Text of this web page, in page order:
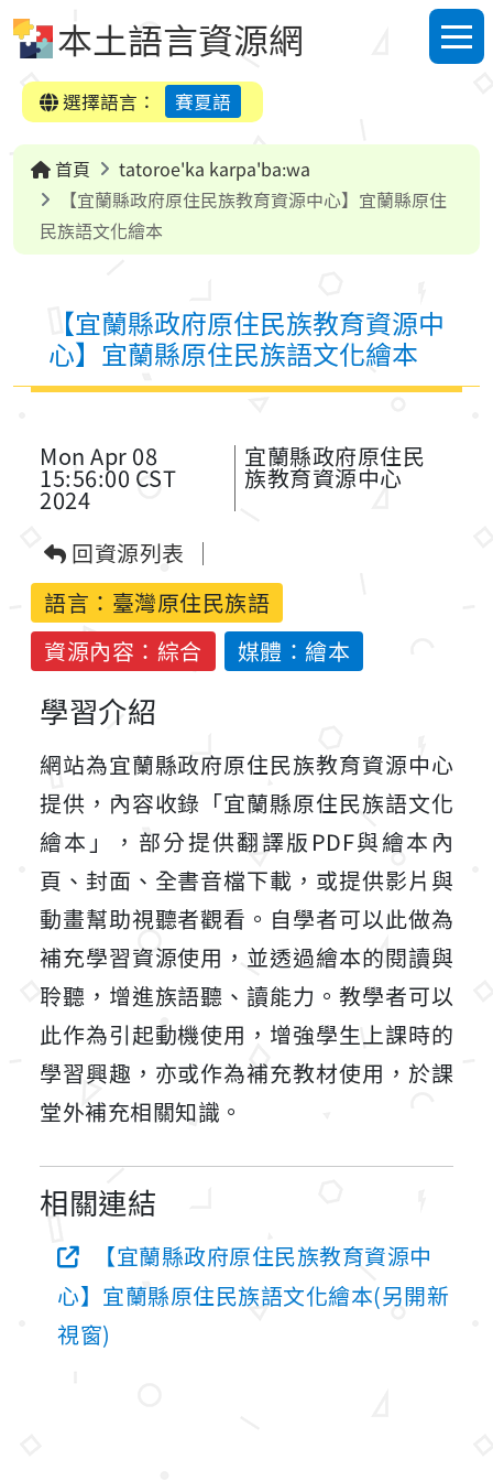
本土語言資源網
選單
選擇語言：
賽夏語
首頁
tatoroe'ka karpa'ba:wa
【宜蘭縣政府原住民族教育資源中心】宜蘭縣原住
民族語文化繪本
【宜蘭縣政府原住民族教育資源中
心】宜蘭縣原住民族語文化繪本
Mon Apr 08
15:56:00 CST
2024
宜蘭縣政府原住民
族教育資源中心
回資源列表
語言： 臺灣原住民族語
資源內容：綜合
媒體：繪本
學習介紹
網站為宜蘭縣政府原住民族教育資源中心
提供，內容收錄「宜蘭縣原住民族語文化
繪本」，部分提供翻譯版PDF與繪本內
頁、封面、全書音檔下載，或提供影片與
動畫幫助視聽者觀看。自學者可以此做為
補充學習資源使用，並透過繪本的閱讀與
聆聽，增進族語聽、讀能力。教學者可以
此作為引起動機使用，增強學生上課時的
學習興趣，亦或作為補充教材使用，於課
堂外補充相關知識。
相關連結
【宜蘭縣政府原住民族教育資源中
心】宜蘭縣原住民族語文化繪本(另開新
視窗)